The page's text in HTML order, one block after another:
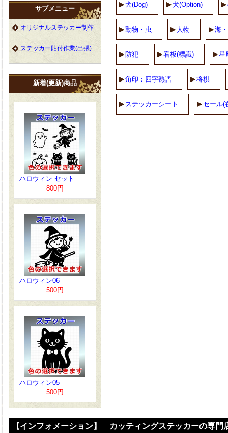
犬(Dog) 犬(Option)
動物・虫 人物 海
防犯 看板(標識) 星
角印：四字熟語 将棋
ステッカーシート セール(
サブメニュー
オリジナルステッカー制作
ステッカー貼付作業(出張)
新着(更新)商品
ハロウィン セット
800円
ハロウィン06
500円
ハロウィン05
500円
【インフォメーション】 カッティングステッカーの専門